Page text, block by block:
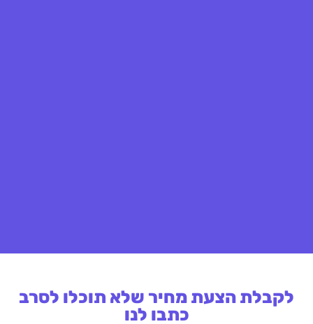
לקבלת הצעת מחיר שלא תוכלו לסרב
כתבו לנו